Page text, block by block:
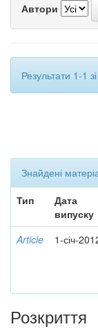
Автори
Результати 1-1
Знайдені
Тип
Дата
випуску
Article 1-січ-
Розкриття